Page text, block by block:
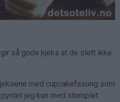
så gode kjeks at de slett ikke
med cupcakefasong som
jeg kun med stemplet